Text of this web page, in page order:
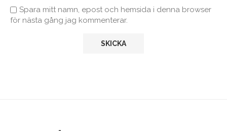
Spara mitt namn, epost och hemsida i denna browser
för nästa gång jag kommenterar.